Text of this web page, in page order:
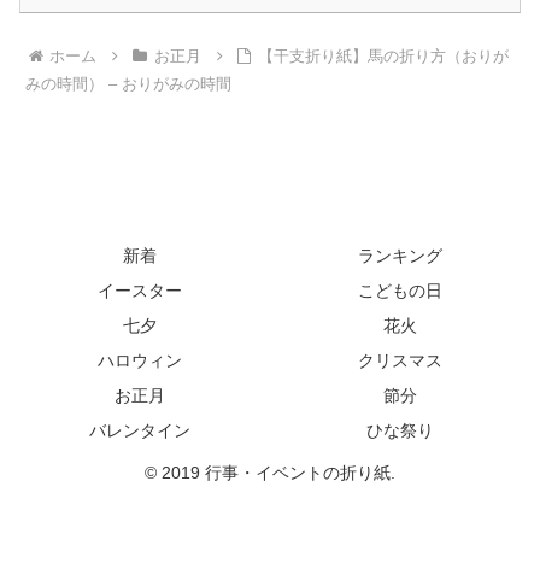
ホーム お正月
【干支折り紙】馬の折り方（おりが
みの時間） – おりがみの時間
新着
ランキング
イースター
こどもの日
七夕
花火
ハロウィン
クリスマス
お正月
節分
バレンタイン
ひな祭り
© 2019 行事・イベントの折り紙.